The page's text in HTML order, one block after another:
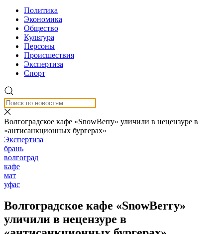
Политика
Экономика
Общество
Культура
Персоны
Происшествия
Экспертиза
Спорт
Волгоградское кафе «SnowBerry» уличили в нецензуре в
«антисанкционных бургерах»
Экспертиза
брань
волгоград
кафе
мат
уфас
Волгоградское кафе «SnowBerry»
уличили в нецензуре в